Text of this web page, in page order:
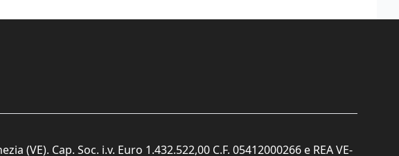
(VE). Cap. Soc. i.v. Euro 1.432.522,00 C.F. 05412000266 e REA VE-